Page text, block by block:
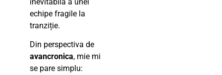
echipe fragile la
tranziție.
Din perspectiva de
avancronica, mie mi
se pare simplu: